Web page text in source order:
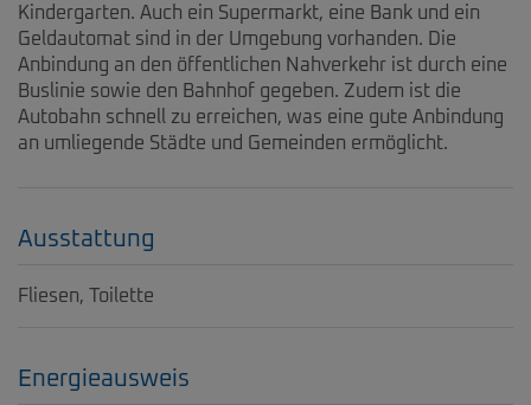
Kindergarten. Auch ein Supermarkt, eine Bank und ein
Geldautomat sind in der Umgebung vorhanden. Die
Anbindung an den öffentlichen Nahverkehr ist durch eine
Buslinie sowie den Bahnhof gegeben. Zudem ist die
Autobahn schnell zu erreichen, was eine gute Anbindung
an umliegende Städte und Gemeinden ermöglicht.
Ausstattung
Fliesen Toilette
Energieausweis